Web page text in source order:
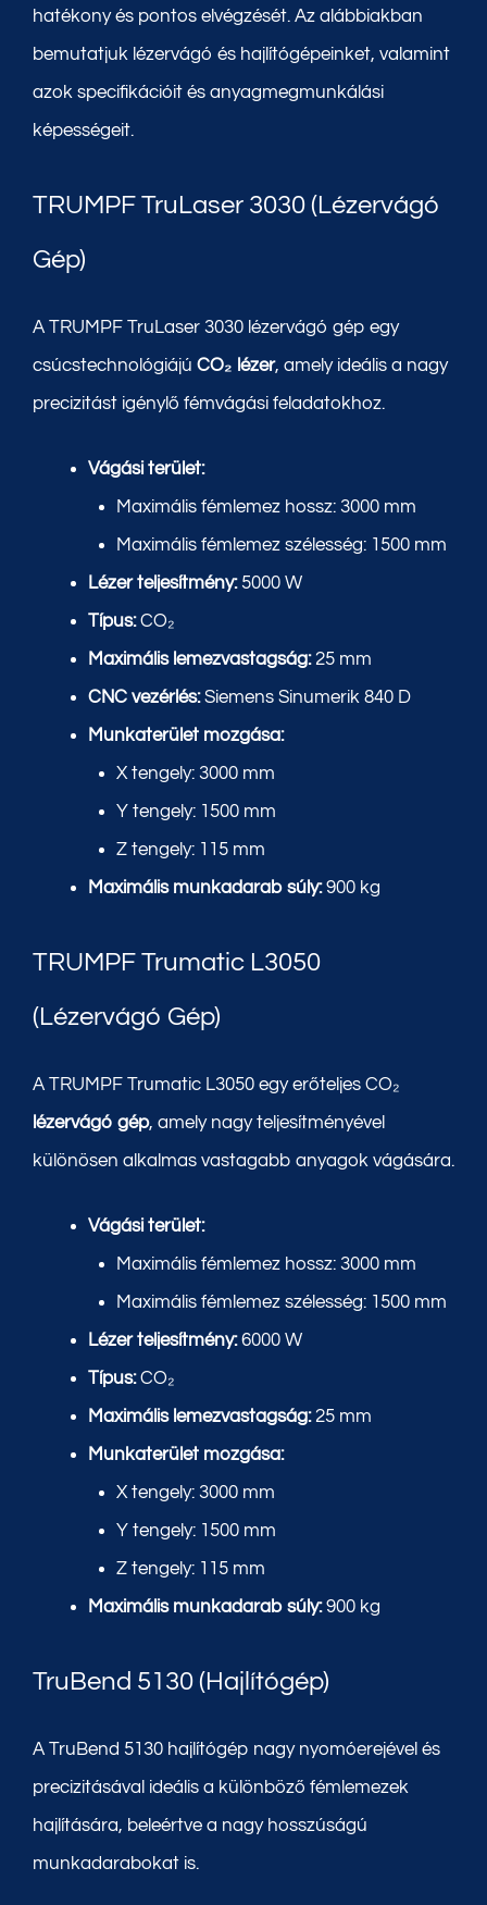
hatékony és pontos elvégzését. Az alábbiakban
bemutatjuk lézervágó és hajlítógépeinket, valamint
azok specifikációit és anyagmegmunkálási
képességeit.
TRUMPF TruLaser 3030 (Lézervágó
Gép)
A TRUMPF TruLaser 3030 lézervágó gép egy
csúcstechnológiájú CO₂ lézer, amely ideális a nagy
precizitást igénylő fémvágási feladatokhoz.
Vágási terület:
Maximális fémlemez hossz: 3000 mm
Maximális fémlemez szélesség: 1500 mm
Lézer teljesítmény:5000 W
Típus:CO₂
Maximális lemezvastagság:25 mm
CNC vezérlés:Siemens Sinumerik 840 D
Munkaterület mozgása:
X tengely: 3000 mm
Y tengely: 1500 mm
Z tengely: 115 mm
Maximális munkadarab súly:900 kg
TRUMPF Trumatic L3050
(Lézervágó Gép)
A TRUMPF Trumatic L3050 egy erőteljes CO₂
lézervágó gép, amely nagy teljesítményével
különösen alkalmas vastagabb anyagok vágására.
Vágási terület:
Maximális fémlemez hossz: 3000 mm
Maximális fémlemez szélesség: 1500 mm
Lézer teljesítmény:6000 W
Típus:CO₂
Maximális lemezvastagság:25 mm
Munkaterület mozgása:
X tengely: 3000 mm
Y tengely: 1500 mm
Z tengely: 115 mm
Maximális munkadarab súly:900 kg
TruBend 5130 (Hajlítógép)
A TruBend 5130 hajlítógép nagy nyomóerejével és
precizitásával ideális a különböző fémlemezek
hajlítására, beleértve a nagy hosszúságú
munkadarabokat is.